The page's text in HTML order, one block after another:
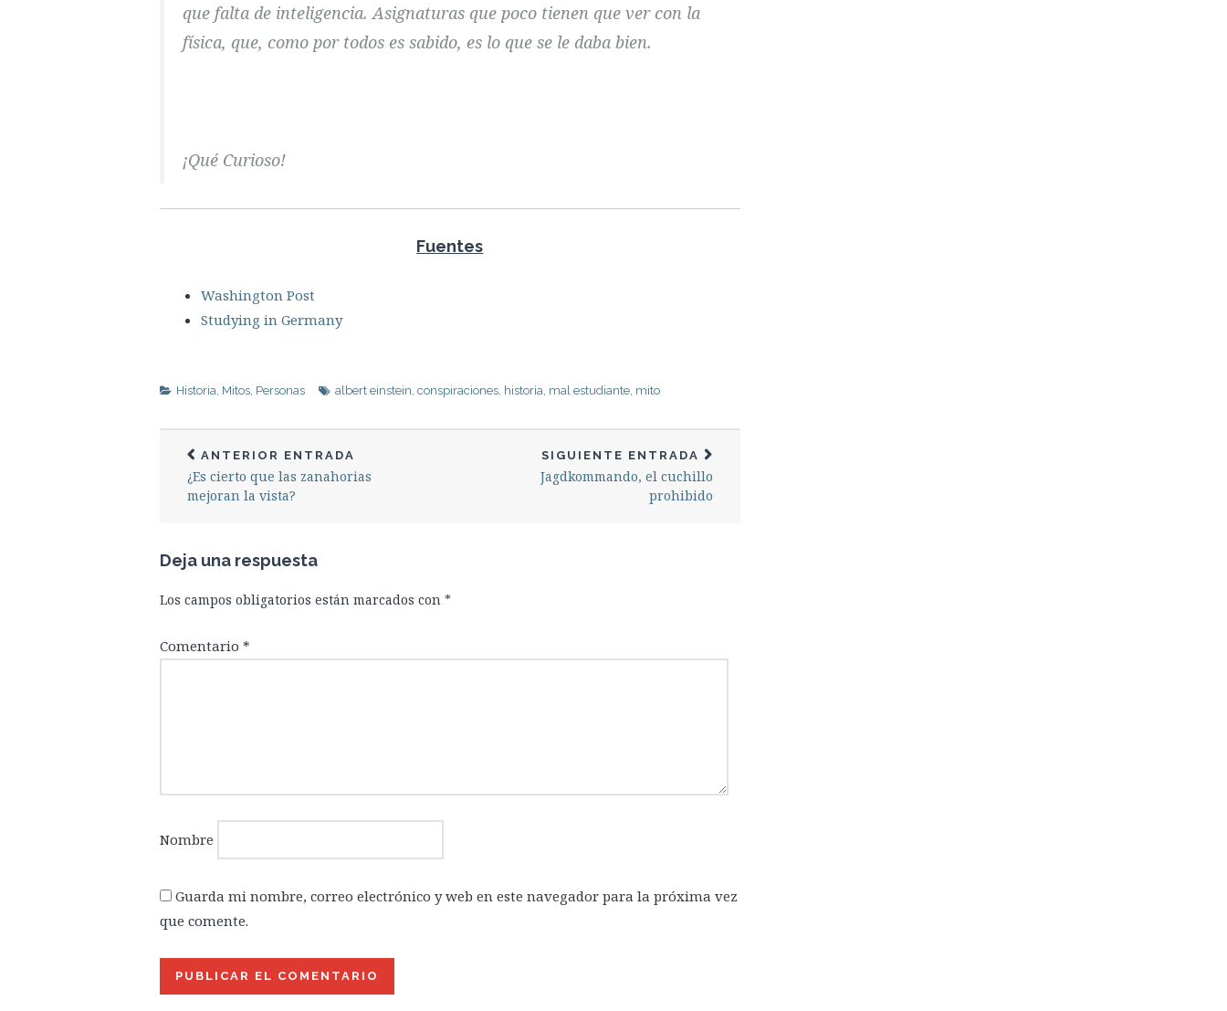
que falta de inteligencia. Asignaturas que poco tienen que ver con la
física, que, como por todos es sabido, es lo que se le daba bien.
¡Qué Curioso!
Fuentes
Washington Post
Studying in Germany
Historia, Mitos, Personas albert einstein, conspiraciones, historia, mal estudiante, mito
ANTERIOR ENTRADA
¿Es cierto que las zanahorias
mejoran la vista?
SIGUIENTE ENTRADA
Jagdkommando, el cuchillo
prohibido
Deja una respuesta
Los campos obligatorios están marcados con *
Comentario *
Nombre
Guarda mi nombre, correo electrónico y web en este navegador para la próxima vez
que comente.